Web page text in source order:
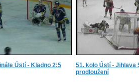
Ústí - Kladno 2:5
51. kolo Ústí - Jihlava
prodloužení